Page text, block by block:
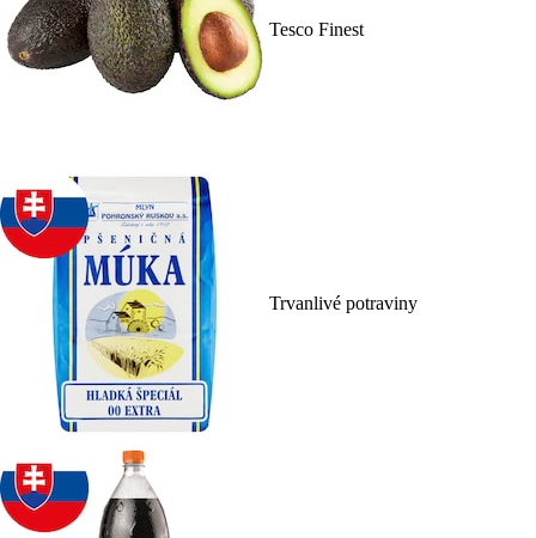
Tesco Finest
Trvanlivé potraviny